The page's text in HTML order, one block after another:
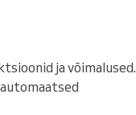
ja võimalused.